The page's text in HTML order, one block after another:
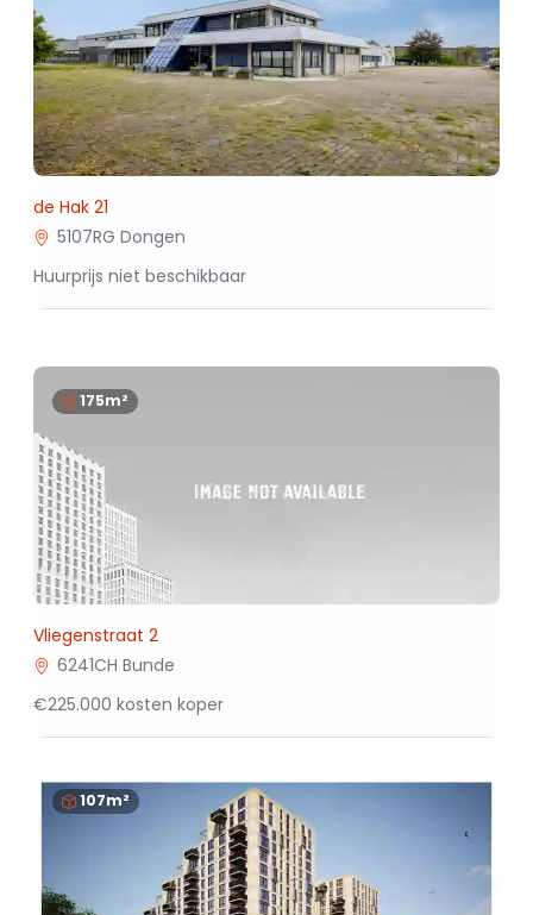
de Hak 21
5107RG Dongen
Huurprijs niet beschikbaar
175m²
Vliegenstraat 2
6241CH Bunde
€225.000 kosten koper
107m²